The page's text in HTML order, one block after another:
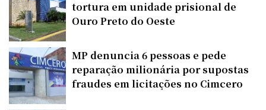
tortura em unidade prisional de
Ouro Preto do Oeste
MP denuncia 6 pessoas e pede
reparação milionária por supostas
fraudes em licitações no Cimcero